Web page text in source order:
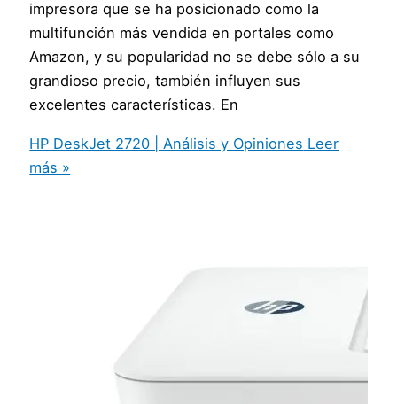
impresora que se ha posicionado como la
multifunción más vendida en portales como
Amazon, y su popularidad no se debe sólo a su
grandioso precio, también influyen sus
excelentes características. En
HP DeskJet 2720 | Análisis y Opiniones Leer
más »